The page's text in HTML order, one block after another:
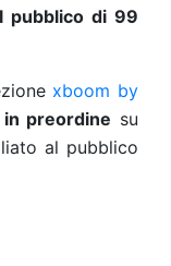
pubblico di 99
xboom by
preordine su
al pubblico